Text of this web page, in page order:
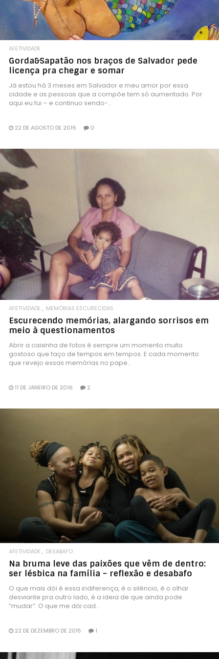
AFETIVIDADE
Gorda&Sapatão nos braços de Salvador pede
licença pra chegar e somar
Já estou há 3 meses em Salvador e meu amor por essa
cidade e as pessoas que a compõe tem só aumentado. Por
aqui eu fui – e continuo sendo-..
22 DE AGOSTO DE 2016 0
AFETIVIDADE MEMÓRIAS ESCURECIDAS
Escurecendo memórias, alargando sorrisos em
meio à questionamentos
Abrir a caixinha de fotos é sempre um momento muito
gostoso que faço de tempos em tempos. E cada momento
que revejo essas memórias no pape..
11 DE JANEIRO DE 2016 2
AFETIVIDADE DESABAFO
Na bruma leve das paixões que vêm de dentro:
ser lésbica na família – reflexão e desabafo
O que mais dói é essa indiferença, é o silêncio, é o olhar
desviante pra outro lado, é a ideia de que ainda pode
“mudar”. O que me dói cad..
22 DE DEZEMBRO DE 2015 1